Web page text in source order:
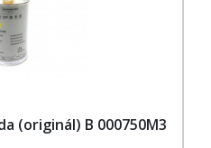
(originál) B 000750M3